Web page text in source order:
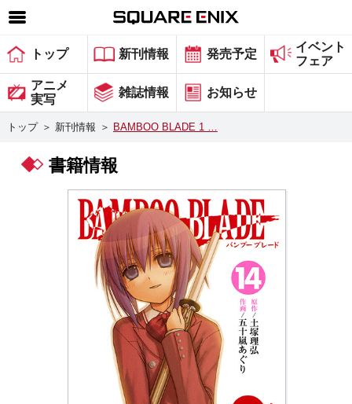
SQUARE ENIX 公式サイトメニュー
ゲーム
マガジン＆ブックス
グッズ
採用情報
スクウェア・エニックス サイト内検索
トップ 新刊情報 発売予定
イベント
フェア
アニメ
実写
雑誌情報 お知らせ
トップ ＞ 新刊情報 ＞ BAMBOO BLADE 1 …
書籍情報